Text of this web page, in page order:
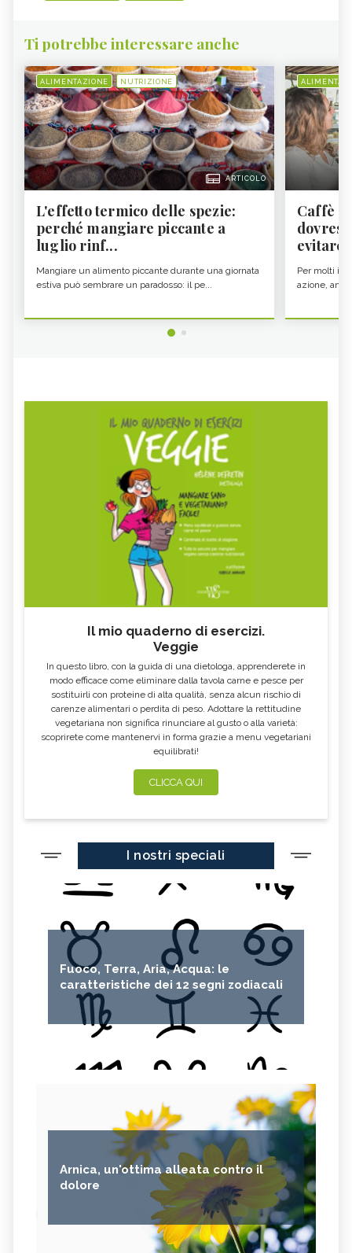
Ti potrebbe interessare anche
ALIMENTAZIONE NUTRIZIONE
ARTICOLO
L'effetto termico delle spezie:
perché mangiare piccante a
luglio rinf...
Mangiare un alimento piccante durante una giornata
estiva può sembrare un paradosso: il pe...
Caffè
evitare
Per molti il
azione,
Il mio quaderno di esercizi.
Veggie
In questo libro, con la guida di una dietologa, apprenderete in
modo efficace come eliminare dalla tavola carne e pesce per
sostituirli con proteine di alta qualità, senza alcun rischio di
carenze alimentari o perdita di peso. Adottare la rettitudine
vegetariana non significa rinunciare al gusto o alla varietà:
scoprirete come mantenervi in forma grazie a menu vegetariani
equilibrati!
CLICCA QUI
I nostri speciali
Fuoco, Terra, Aria, Acqua: le
caratteristiche dei 12 segni zodiacali
Arnica, un'ottima alleata contro il
dolore